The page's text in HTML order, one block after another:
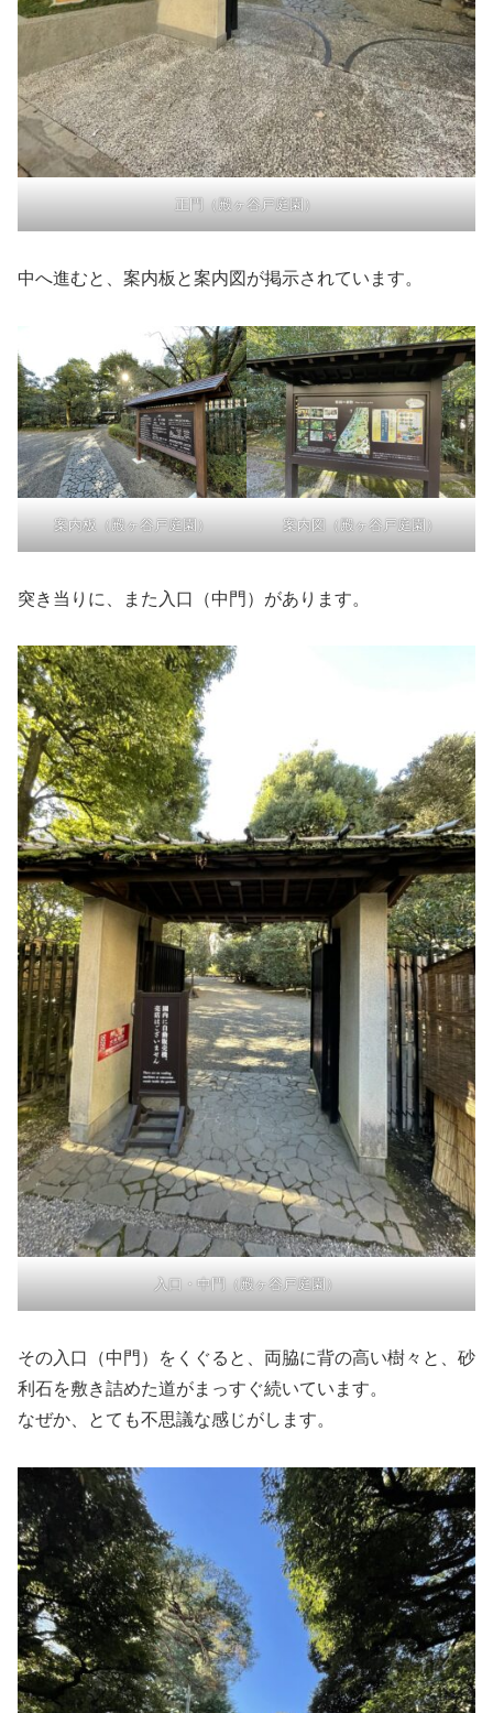
正門（殿ヶ谷戸庭園）
中へ進むと、案内板と案内図が掲示されています。
案内板（殿ヶ谷戸庭園） 案内図（殿ヶ谷戸庭園）
突き当りに、また入口（中門）があります。
入口・中門（殿ヶ谷戸庭園）
その入口（中門）をくぐると、両脇に背の高い樹々と、砂
利石を敷き詰めた道がまっすぐ続いています。
なぜか、とても不思議な感じがします。